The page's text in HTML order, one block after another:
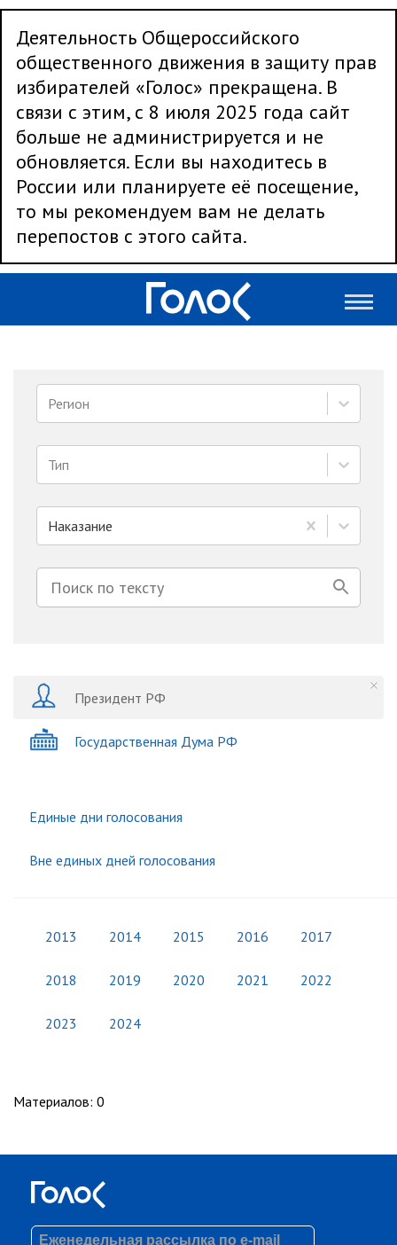
Деятельность Общероссийского
общественного движения в защиту прав
избирателей «Голос» прекращена. В
связи с этим, с 8 июля 2025 года сайт
больше не администрируется и не
обновляется. Если вы находитесь в
России или планируете её посещение,
то мы рекомендуем вам не делать
перепостов с этого сайта.
Регион
Тип
Наказание
Президент РФ
Государственная Дума РФ
Единые дни голосования
Вне единых дней голосования
2013 2014 2015 2016 2017
2018 2019 2020 2021 2022
2023 2024
Материалов: 0